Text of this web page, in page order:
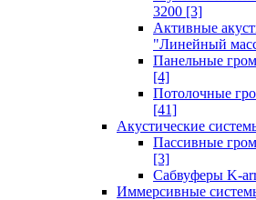
3200 [3]
Активные
"Линейный
Панельные
[4]
Потолочные
[41]
Акустические
Пассивные
[3]
Сабвуферы K-
Иммерсивные